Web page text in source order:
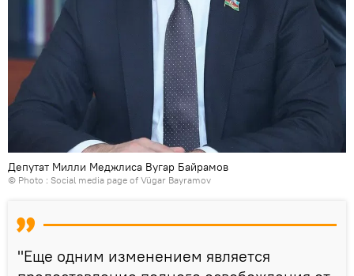
Депутат Милли Меджлиса Вугар Байрамов
© Photo : Social media page of Vügar Bayramov
"Еще одним изменением является